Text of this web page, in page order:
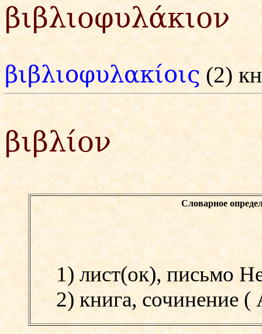
βιβλιοφυλάκιον
βιβλιοφυλακίοις (2)
βιβλίον
Словарное
1) лист(ок), письмо
2) книга, сочинение (